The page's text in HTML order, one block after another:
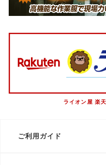
ライオン屋 楽
ご利用ガイド